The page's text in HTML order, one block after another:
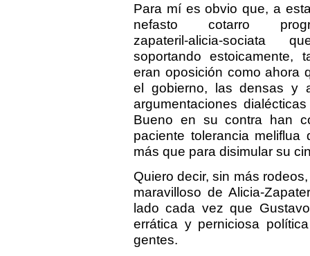
Para mí es obvio que, a
nefasto cotarro
zapateril-alicia-sociata
soportando estoicamente,
eran oposición como ahora
el gobierno, las densas y
argumentaciones
Bueno en su contra han
paciente tolerancia
más que para disimular su
Quiero decir, sin más
maravilloso de Alicia-
lado cada vez que
errática y perniciosa
gentes.